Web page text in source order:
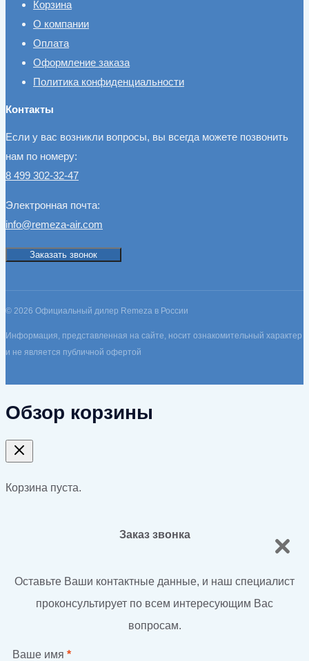
Корзина
О компании
Оплата
Оформление заказа
Политика конфиденциальности
Контакты
Если у вас возникли вопросы, вы всегда можете позвонить
нам по номеру:
8 499 302-32-47
Электронная почта:
info@remeza-air.com
Заказать звонок
© 2026 Официальный дилер Remeza в России
Информация, представленная на сайте, носит ознакомительный характер
и не является публичной офертой
Обзор корзины
Корзина пуста.
Заказ звонка
Оставьте Ваши контактные данные, и наш специалист
проконсультирует по всем интересующим Вас
вопросам.
Ваше имя *